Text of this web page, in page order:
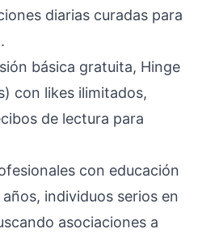
diarias curadas para
básica gratuita, Hinge
con likes ilimitados,
de lectura para
con educación
individuos serios en
asociaciones a